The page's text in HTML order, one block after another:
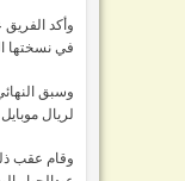
وأكد
في نسختها
وسبق
لريال
وقام عقب